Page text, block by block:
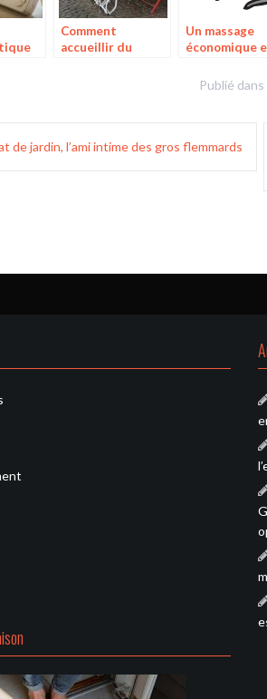
Comment
accueillir du
Un massage
économique
fauteuil
Publié dans
de jardin, l’ami intime des gros flemmards